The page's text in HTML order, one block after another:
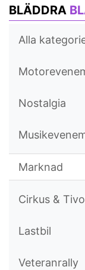
BLÄDDRA
Alla
Nostalgia
Marknad
Cirkus &
Lastbil
Veteranrally